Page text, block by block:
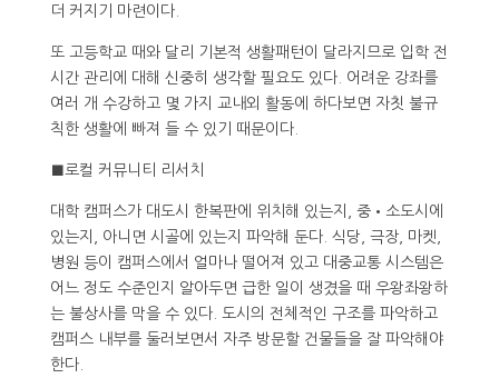
더 커지기 마련이다.
또 고등학교 때와 달리 기본적 생활패턴이 달라지므로 입학 전
시간 관리에 대해 신중히 생각할 필요도 있다. 어려운 강좌를
여러 개 수강하고 몇 가지 교내외 활동에 하다보면 자칫 불규
칙한 생활에 빠져 들 수 있기 때문이다.
■로컬 커뮤니티 리서치
대학 캠퍼스가 대도시 한복판에 위치해 있는지, 중•소도시에
있는지, 아니면 시골에 있는지 파악해 둔다. 식당, 극장, 마켓,
병원 등이 캠퍼스에서 얼마나 떨어져 있고 대중교통 시스템은
어느 정도 수준인지 알아두면 급한 일이 생겼을 때 우왕좌왕하
는 불상사를 막을 수 있다. 도시의 전체적인 구조를 파악하고
캠퍼스 내부를 둘러보면서 자주 방문할 건물들을 잘 파악해야
한다.